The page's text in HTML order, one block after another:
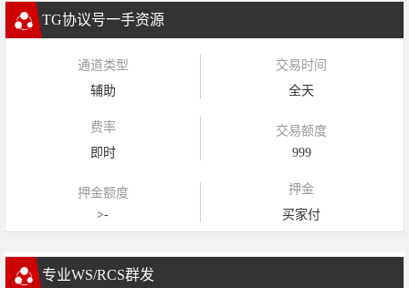
TG协议号一手资源
通道类型
辅助
交易时间
全天
费率
即时
交易额度
999
押金额度
>-
押金
买家付
专业WS/RCS群发